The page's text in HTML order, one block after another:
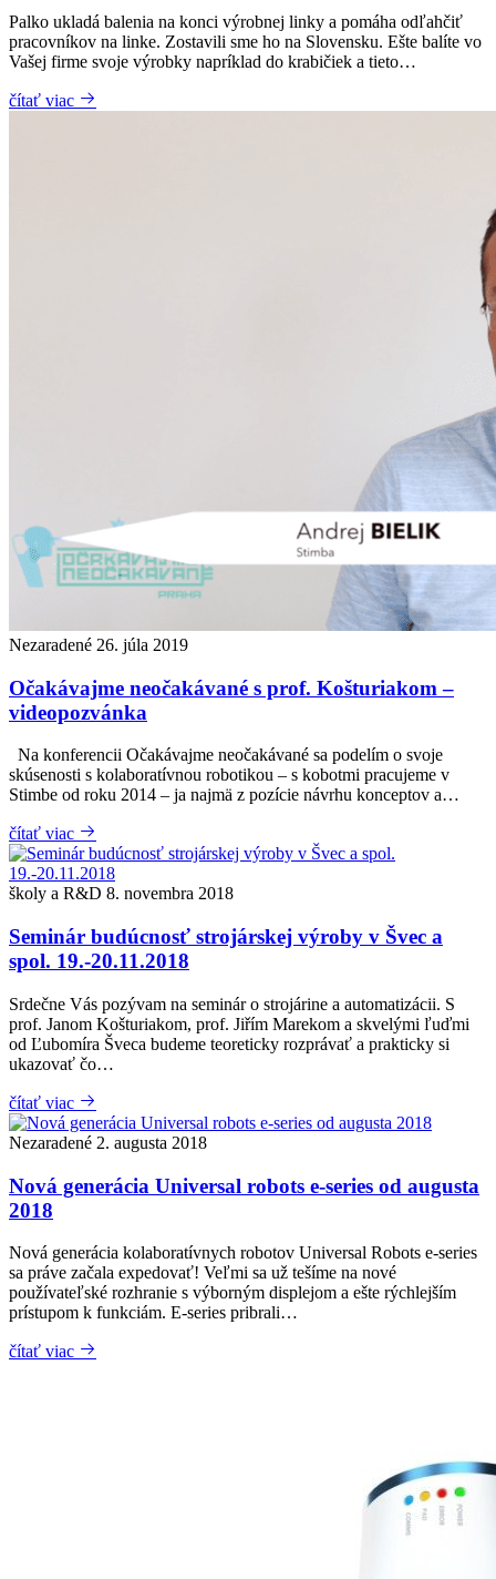
Palko ukladá balenia na konci výrobnej linky a pomáha odľahčiť
pracovníkov na linke. Zostavili sme ho na Slovensku. Ešte balíte vo
Vašej firme svoje výrobky napríklad do krabičiek a tieto…
čítať viac
Nezaradené 26. júla 2019
Očakávajme neočakávané s prof. Košturiakom –
videopozvánka
Na konferencii Očakávajme neočakávané sa podelím o svoje
skúsenosti s kolaboratívnou robotikou – s kobotmi pracujeme v
Stimbe od roku 2014 – ja najmä z pozície návrhu konceptov a…
čítať viac
školy a R&D 8. novembra 2018
Seminár budúcnosť strojárskej výroby v Švec a
spol. 19.-20.11.2018
Srdečne Vás pozývam na seminár o strojárine a automatizácii. S
prof. Janom Košturiakom, prof. Jiřím Marekom a skvelými ľuďmi
od Ľubomíra Šveca budeme teoreticky rozprávať a prakticky si
ukazovať čo…
čítať viac
Nezaradené 2. augusta 2018
Nová generácia Universal robots e-series od augusta
2018
Nová generácia kolaboratívnych robotov Universal Robots e-series
sa práve začala expedovať! Veľmi sa už tešíme na nové
používateľské rozhranie s výborným displejom a ešte rýchlejším
prístupom k funkciám. E-series pribrali…
čítať viac